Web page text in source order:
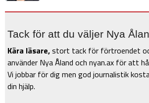
Tack för att du väljer Nya
Kära läsare,stort tack för förtroendet
använder Nya Åland och nyan.ax för att
Vi jobbar för dig men god journalistik
din hjälp.